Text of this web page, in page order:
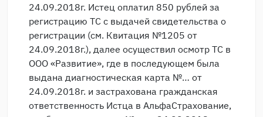
24.09.2018г. Истец оплатил 850 рублей за
регистрацию ТС с выдачей свидетельства о
регистрации (см. Квитация №1205 от
24.09.2018г.), далее осуществил осмотр ТС в
ООО «Развитие», где в последующем была
выдана диагностическая карта №… от
24.09.2018г. и застрахована гражданская
ответственность Истца в АльфаСтрахование,